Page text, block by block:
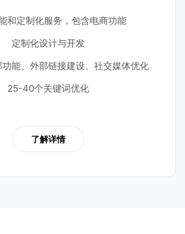
和定制化服务，包含电商功能
定制化设计与开发
能、外部链接建设、社交媒体优化
25-40个关键词优化
了解详情